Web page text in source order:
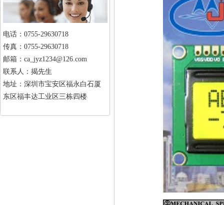
电话：0755-29630718
传真：0755-29630718
邮箱：ca_jyz1234@126.com
联系人：揭先生
地址：深圳市宝安区福永白石厦
东区福丰达工业区三栋四楼